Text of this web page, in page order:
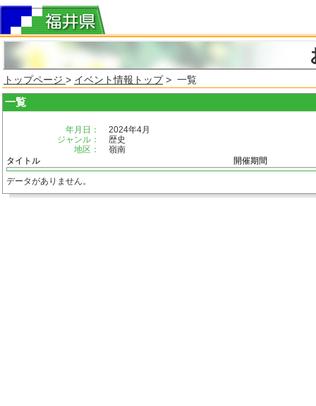
トップページ > イベント情報トップ> 一覧
一覧
年月日：
2024年4月
ジャンル：
歴史
地区：
嶺南
タイトル
開催期間
データがありません。